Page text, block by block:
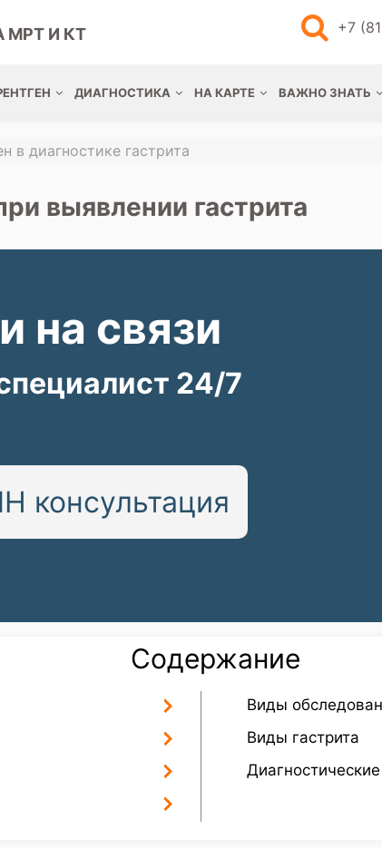
МРТ И КТ +7
ДИАГНОСТИКА НА КАРТЕ ВАЖНО ЗНАТЬ
в диагностике гастрита
выявлении гастрита
консультация
на связи
24/7
Содержание
Виды
Виды гастрита